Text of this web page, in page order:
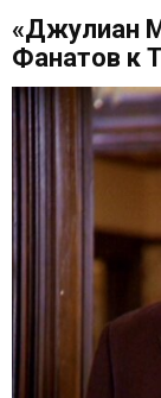
«Джулиан
Фанатов к